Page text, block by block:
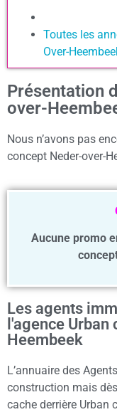
Toutes les
Over-
Présentation
over-
Nous n’avons pas
concept Neder-over-
Aucune promo
Les agents
l'agence
Heembeek
L’annuaire des
construction mais
cache derrière Urban